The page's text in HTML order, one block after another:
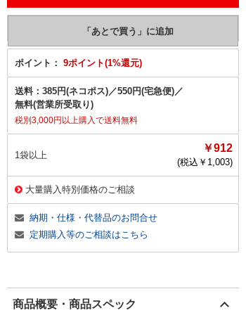
ポイント： 9ポイント(1%還元)
送料： 385円(ネコポス)／550円(宅急便)／
無料(営業所受取り)
税別3,000円以上購入で送料無料
1袋以上
￥912
(税込￥ 1,003)
大量購入特別価格のご相談
納期・仕様・代替品のお問合せ
定期購入等のご相談はこちら
商品概要・商品スペック